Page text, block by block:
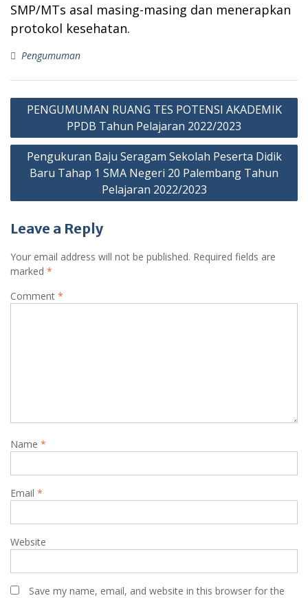
SMP/MTs asal masing-masing dan menerapkan
protokol kesehatan.
Pengumuman
Post
navigation
PENGUMUMAN RUANG TES POTENSI AKADEMIK
PPDB Tahun Pelajaran 2022/2023
Pengukuran Baju Seragam Sekolah Peserta Didik
Baru Tahap 1 SMA Negeri 20 Palembang Tahun
Pelajaran 2022/2023
Leave a Reply
Your email address will not be published. Required fields are
marked *
Comment *
Name *
Email *
Website
Save my name, email, and website in this browser for the